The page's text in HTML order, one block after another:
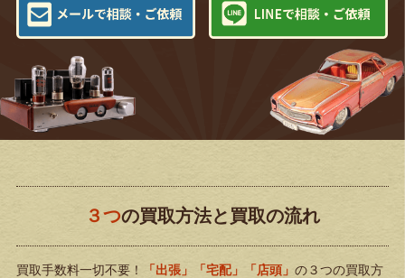
３つの買取方法と買取の流れ
買取手数料一切不要！ 「出張」「宅配」「店頭」 の３つの買取方